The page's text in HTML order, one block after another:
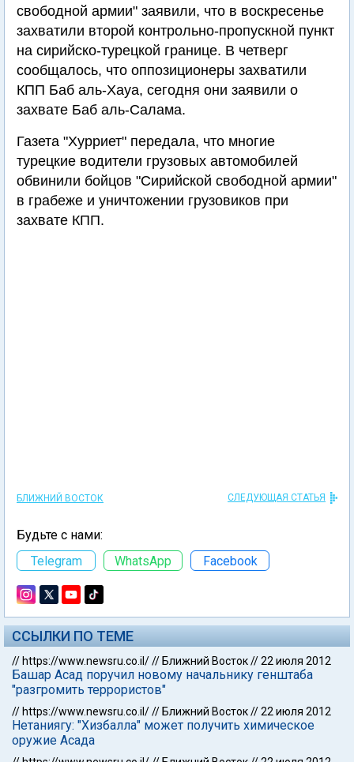
свободной армии" заявили, что в воскресенье
захватили второй контрольно-пропускной пункт
на сирийско-турецкой границе. В четверг
сообщалось, что оппозиционеры захватили
КПП Баб аль-Хауа, сегодня они заявили о
захвате Баб аль-Салама.
Газета "Хурриет" передала, что многие
турецкие водители грузовых автомобилей
обвинили бойцов "Сирийской свободной армии"
в грабеже и уничтожении грузовиков при
захвате КПП.
БЛИЖНИЙ ВОСТОК СЛЕДУЮЩАЯ СТАТЬЯ
Будьте с нами:
Telegram
WhatsApp Facebook
ССЫЛКИ ПО ТЕМЕ
// https://www.newsru.co.il/// Ближний Восток//22 июля 2012
Башар Асад поручил новому начальнику генштаба
"разгромить террористов"
// https://www.newsru.co.il/// Ближний Восток//22 июля 2012
Нетаниягу: "Хизбалла" может получить химическое
оружие Асада